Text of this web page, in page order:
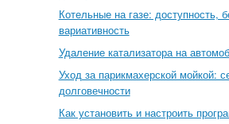
Котельные на газе: доступность,
вариативность
Удаление катализатора на
Уход за парикмахерской мойкой:
долговечности
Как установить и настроить